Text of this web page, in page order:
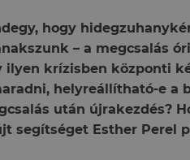
hogy
– a megcsalás
ilyen krízisben központi
helyreállítható-e a
után újrakezdés?
segítséget Esther Perel